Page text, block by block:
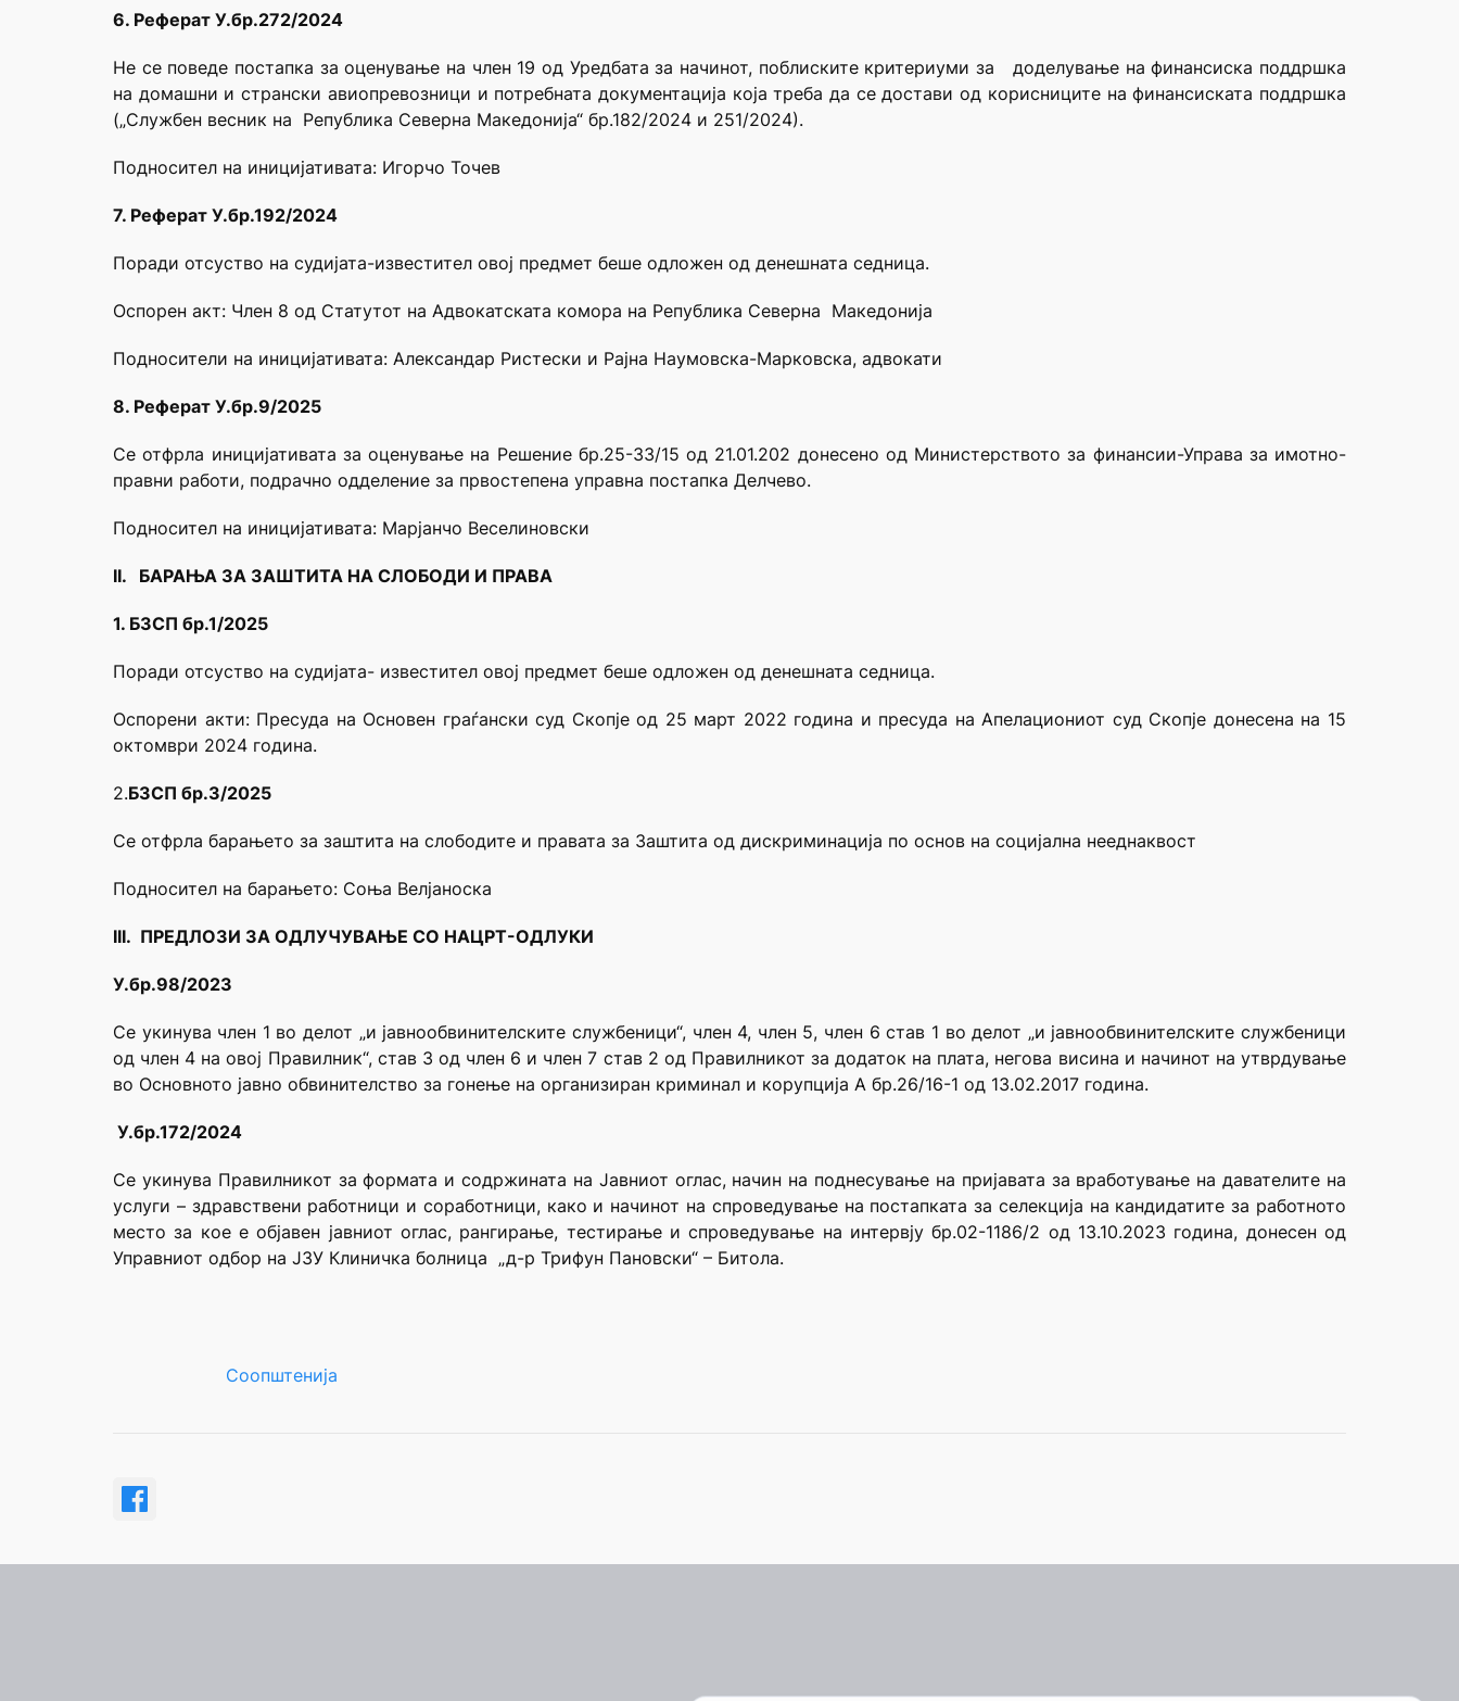
6. Реферат У.бр.272/2024
Не се поведе постапка за оценување на член 19 од Уредбата за начинот, поблиските критериуми за доделување на финансиска поддршка
на домашни и странски авиопревозници и потребната документација која треба да се достави од корисниците на финансиската поддршка
(„Службен весник на Република Северна Македонија“ бр.182/2024 и 251/2024).
Подносител на иницијативата: Игорчо Точев
7. Реферат У.бр.192/2024
Поради отсуство на судијата-известител овој предмет беше одложен од денешната седница.
Оспорен акт: Член 8 од Статутот на Адвокатската комора на Република Северна Македонија
Подносители на иницијативата: Александар Ристески и Рајна Наумовска-Марковска, адвокати
8. Реферат У.бр.9/2025
Се отфрла иницијативата за оценување на Решение бр.25-33/15 од 21.01.202 донесено од Министерството за финансии-Управа за имотно-
правни работи, подрачно одделение за првостепена управна постапка Делчево.
Подносител на иницијативата: Марјанчо Веселиновски
II. БАРАЊА ЗА ЗАШТИТА НА СЛОБОДИ И ПРАВА
1. БЗСП бр.1/2025
Поради отсуство на судијата- известител овој предмет беше одложен од денешната седница.
Оспорени акти: Пресуда на Основен граѓански суд Скопје од 25 март 2022 година и пресуда на Апелациониот суд Скопје донесена на 15
октомври 2024 година.
2.БЗСП бр.3/2025
Се отфрла барањето за заштита на слободите и правата за Заштита од дискриминација по основ на социјална нееднаквост
Подносител на барањето: Соња Велјаноска
III. ПРЕДЛОЗИ ЗА ОДЛУЧУВАЊЕ СО НАЦРТ-ОДЛУКИ
У.бр.98/2023
Се укинува член 1 во делот „и јавнообвинителските службеници“, член 4, член 5, член 6 став 1 во делот „и јавнообвинителските службеници
од член 4 на овој Правилник“, став 3 од член 6 и член 7 став 2 од Правилникот за додаток на плата, негова висина и начинот на утврдување
во Основното јавно обвинителство за гонење на организиран криминал и корупција А бр.26/16-1 од 13.02.2017 година.
У.бр.172/2024
Се укинува Правилникот за формата и содржината на Јавниот оглас, начин на поднесување на пријавата за вработување на давателите на
услуги – здравствени работници и соработници, како и начинот на спроведување на постапката за селекција на кандидатите за работното
место за кое е објавен јавниот оглас, рангирање, тестирање и спроведување на интервју бр.02-1186/2 од 13.10.2023 година, донесен од
Управниот одбор на ЈЗУ Клиничка болница „д-р Трифун Пановски“ – Битола.
Соопштенија